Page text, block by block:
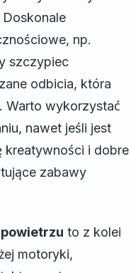
np.
szczypiec
odbicia, która
Warto wykorzystać
nawet jeśli jest
kreatywności i dobre
zabawy
to z kolei
motoryki,